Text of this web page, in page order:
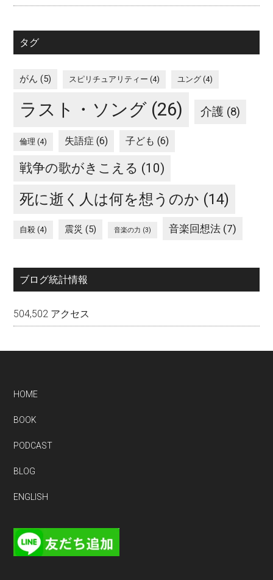
タグ
がん (5) スピリチュアリティー (4) ユング (4)
ラスト・ソング (26) 介護 (8)
倫理 (4) 失語症 (6) 子ども (6)
戦争の歌がきこえる (10)
死に逝く人は何を想うのか (14)
自殺 (4) 震災 (5) 音楽の力 (3) 音楽回想法 (7)
ブログ統計情報
504,502 アクセス
Footer
HOME
BOOK
PODCAST
BLOG
ENGLISH